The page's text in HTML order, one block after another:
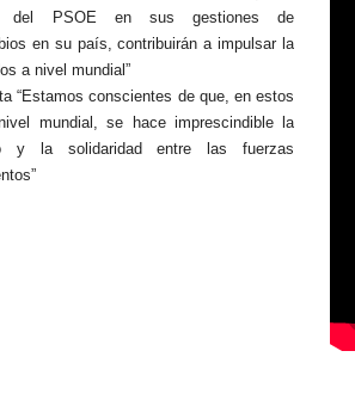
PSOE en sus gestiones de
en su país, contribuirán a impulsar la
a nivel mundial”
“Estamos conscientes de que, en estos
mundial, se hace imprescindible la
y la solidaridad entre las fuerzas